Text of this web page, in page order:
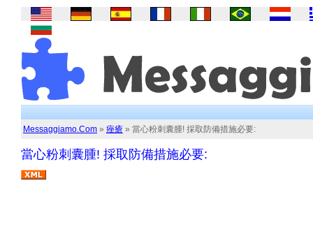
Messaggiamo.Com » 痤瘡 » 當心粉刺囊腫! 採取防備措施必要:
當心粉刺囊腫! 採取防備措施必要: